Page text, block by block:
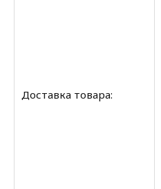
Доставка товара: